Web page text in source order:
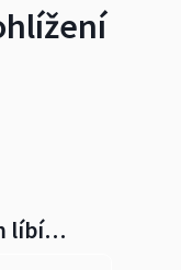
líbí…